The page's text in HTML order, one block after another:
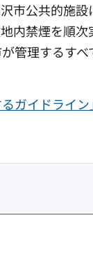
市公共的施
内禁煙を順
管理するす
ガイドライン